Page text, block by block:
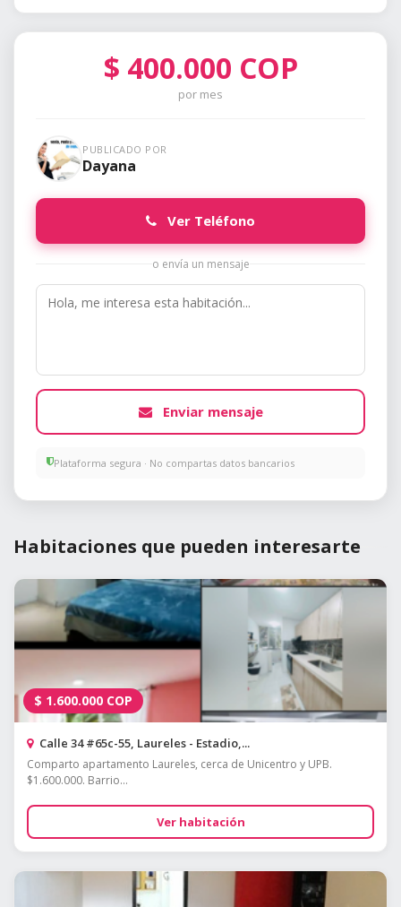
$ 400.000 COP
por mes
PUBLICADO POR
Dayana
Ver Teléfono
o envía un mensaje
Enviar mensaje
Plataforma segura · No compartas datos bancarios
Habitaciones que pueden interesarte
$ 1.600.000 COP
Calle 34 #65c-55, Laureles - Estadio,...
Comparto apartamento Laureles, cerca de Unicentro y UPB.
$1.600.000. Barrio...
Ver habitación